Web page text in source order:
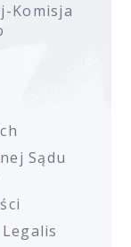
Komisja
Sądu